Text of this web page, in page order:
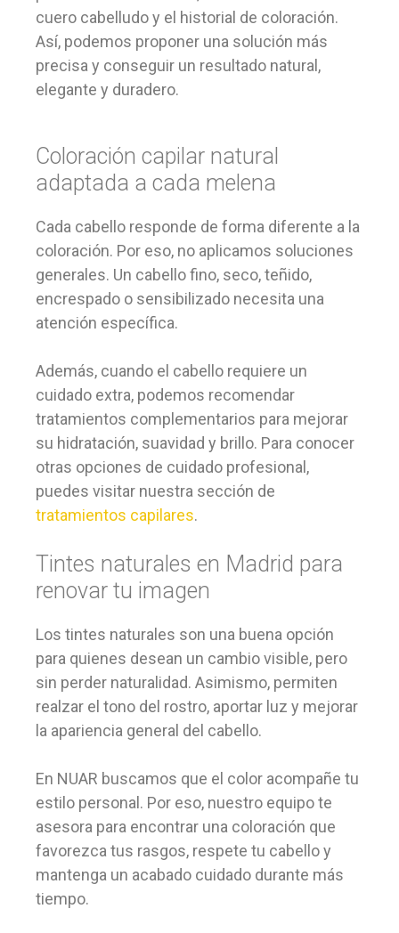
cuero cabelludo y el historial de coloración.
Así, podemos proponer una solución más
precisa y conseguir un resultado natural,
elegante y duradero.
Coloración capilar natural
adaptada a cada melena
Cada cabello responde de forma diferente a la
coloración. Por eso, no aplicamos soluciones
generales. Un cabello fino, seco, teñido,
encrespado o sensibilizado necesita una
atención específica.
Además, cuando el cabello requiere un
cuidado extra, podemos recomendar
tratamientos complementarios para mejorar
su hidratación, suavidad y brillo. Para conocer
otras opciones de cuidado profesional,
puedes visitar nuestra sección de
tratamientos capilares.
Tintes naturales en Madrid para
renovar tu imagen
Los tintes naturales son una buena opción
para quienes desean un cambio visible, pero
sin perder naturalidad. Asimismo, permiten
realzar el tono del rostro, aportar luz y mejorar
la apariencia general del cabello.
En NUAR buscamos que el color acompañe tu
estilo personal. Por eso, nuestro equipo te
asesora para encontrar una coloración que
favorezca tus rasgos, respete tu cabello y
mantenga un acabado cuidado durante más
tiempo.